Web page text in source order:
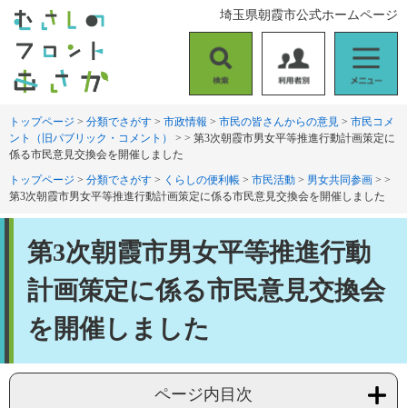
す
。
し
て
文
へ
索
用
者
別
ニ
ュ
ー
埼玉県朝霞市公式ホームページ
トップページ > 分類でさがす > 市政情報 > 市民の皆さんからの意見 > 市民コメ
ント（旧パブリック・コメント）
> > 第3次朝霞市男女平等推進行動計画策定に
係る市民意見交換会を開催しました
トップページ > 分類でさがす > くらしの便利帳 > 市民活動 > 男女共同参画 > >
第3次朝霞市男女平等推進行動計画策定に係る市民意見交換会を開催しました
第3次朝霞市男女平等推進行動
計画策定に係る市民意見交換会
を開催しました
ページ内目次